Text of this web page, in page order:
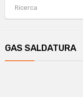
GAS SALDATURA